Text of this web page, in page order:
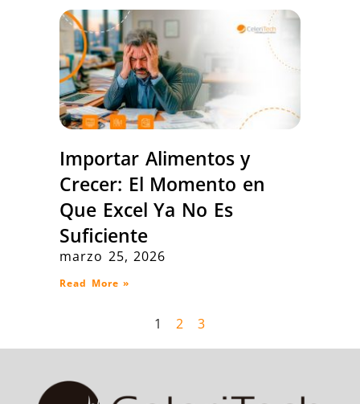
Importar Alimentos y
Crecer: El Momento en
Que Excel Ya No Es
Suficiente
marzo 25, 2026
Read More »
1 2 3